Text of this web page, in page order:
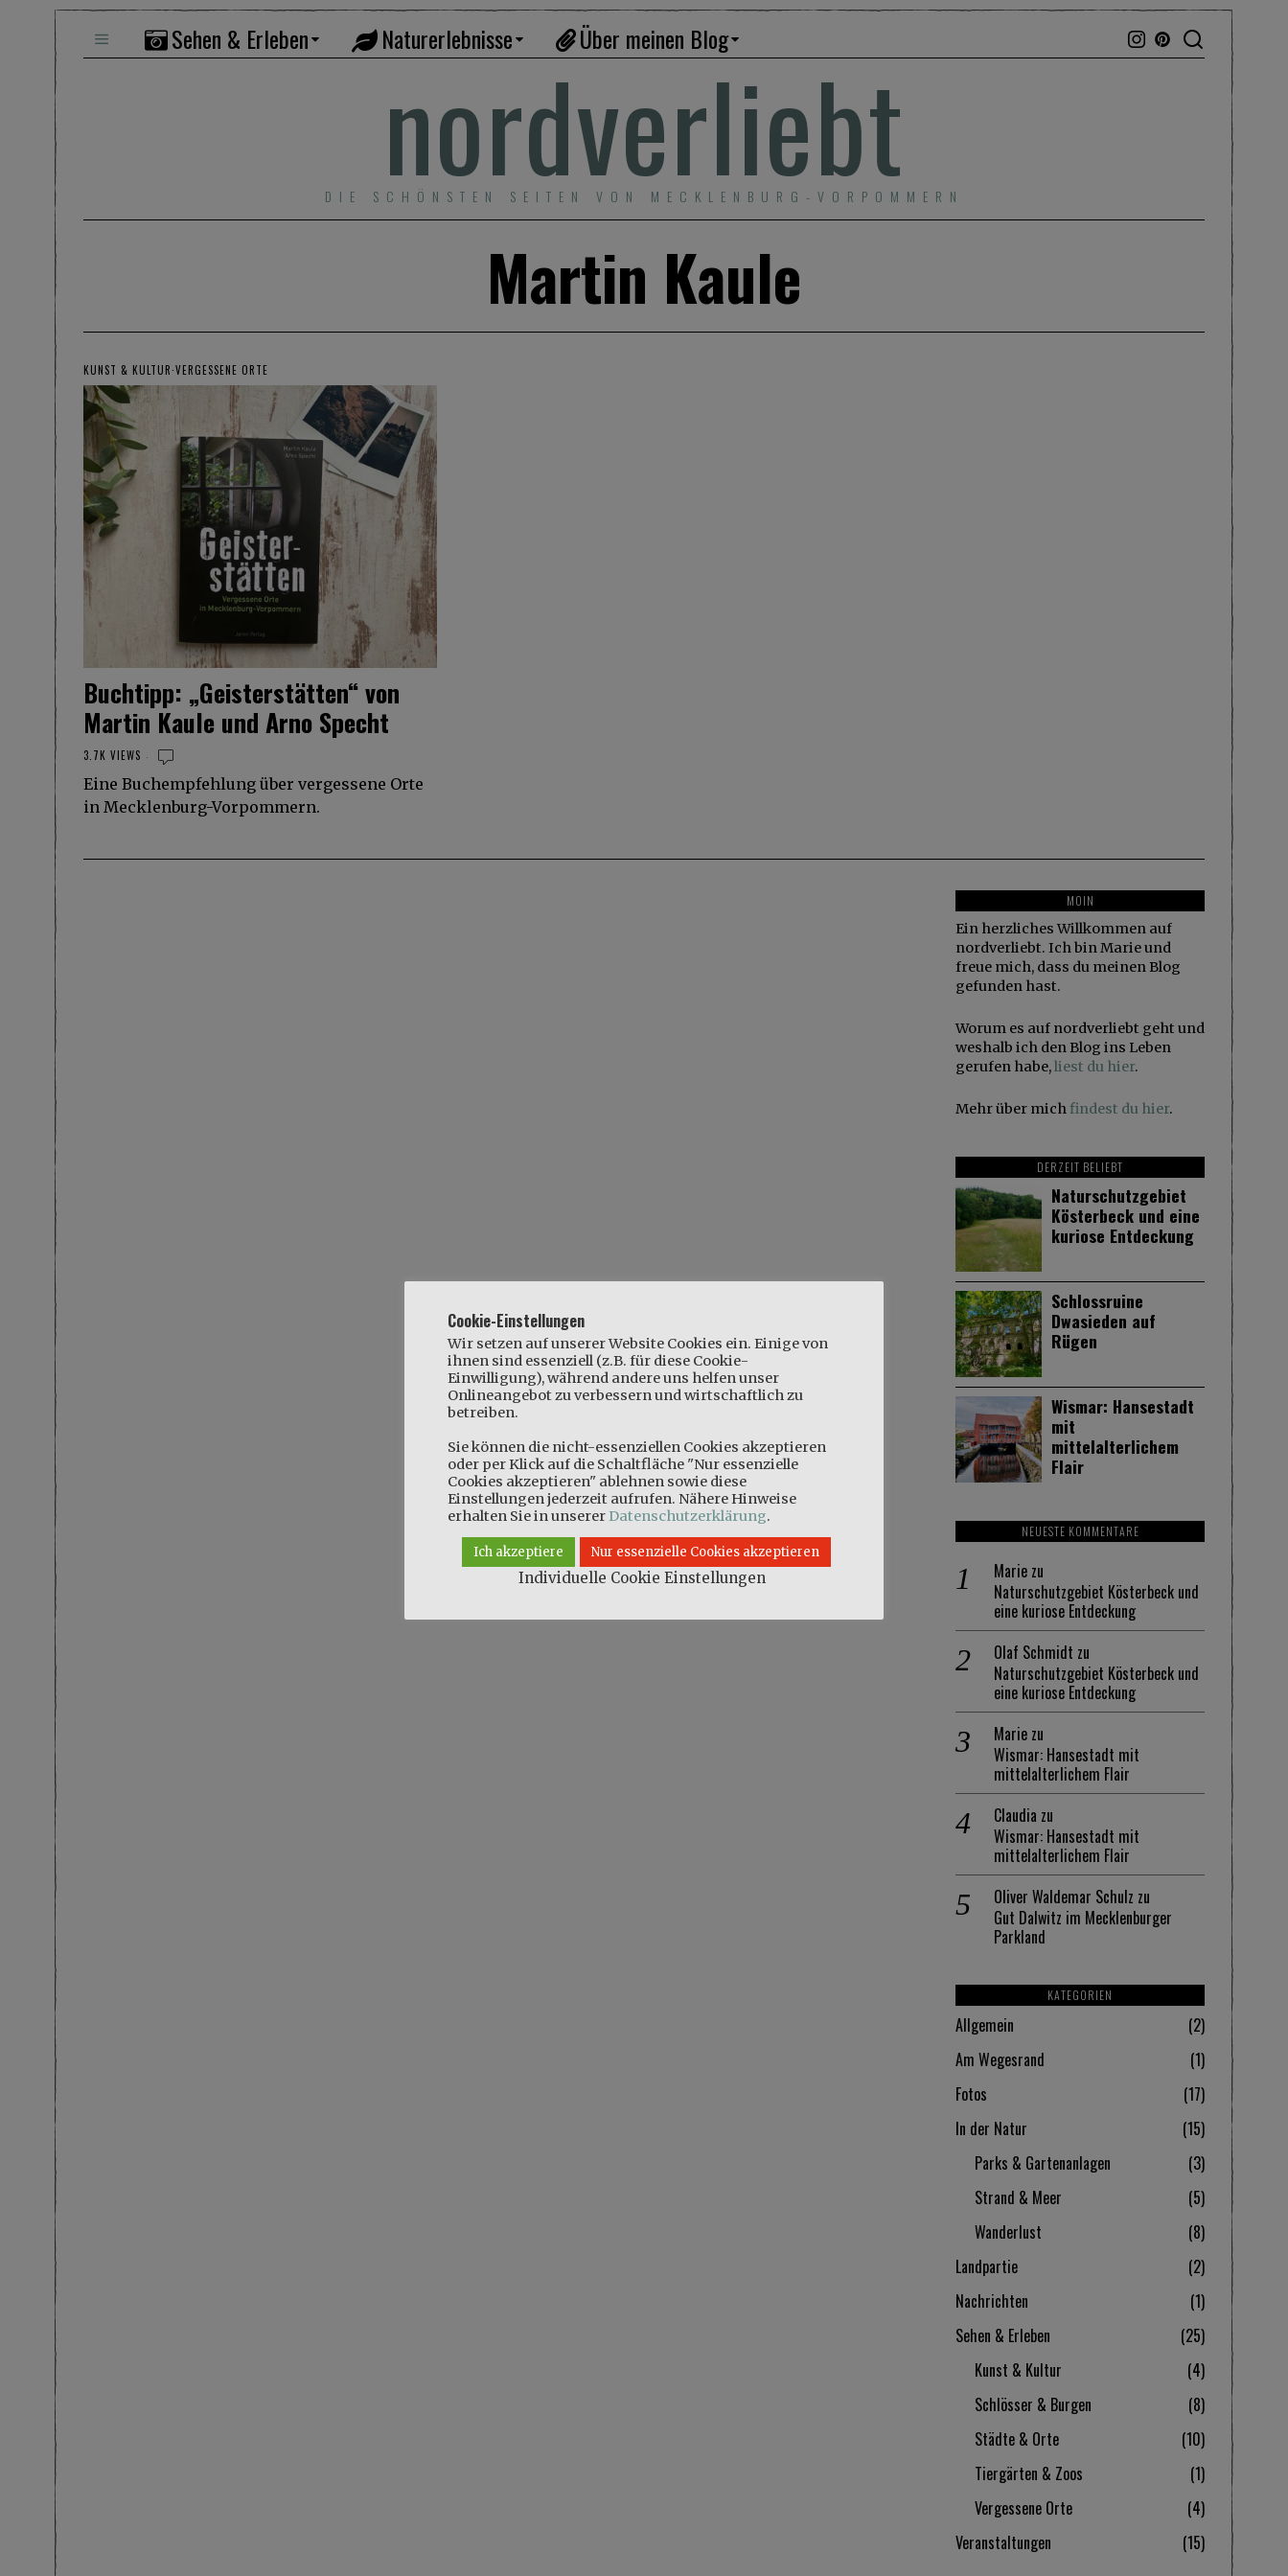
Sehen & Erleben Naturerlebnisse Über meinen Blog
nordverliebt
DIE SCHÖNSTEN SEITEN VON MECKLENBURG-VORPOMMERN
Martin Kaule
KUNST & KULTUR·VERGESSENE ORTE
Buchtipp: „Geisterstätten“ von
Martin Kaule und Arno Specht
3.7K VIEWS
Eine Buchempfehlung über vergessene Orte
in Mecklenburg-Vorpommern.
MOIN
Ein herzliches Willkommen auf
nordverliebt. Ich bin Marie und
freue mich, dass du meinen Blog
gefunden hast.
Worum es auf nordverliebt geht und
weshalb ich den Blog ins Leben
gerufen habe,liest du hier.
Mehr über michfindest du hier.
DERZEIT BELIEBT
Naturschutzgebiet
Kösterbeck und eine
kuriose Entdeckung
Schlossruine
Dwasieden auf
Rügen
Wismar: Hansestadt
mit
mittelalterlichem
Flair
NEUESTE KOMMENTARE
Marie zu
Naturschutzgebiet Kösterbeck und
eine kuriose Entdeckung
Olaf Schmidt zu
Naturschutzgebiet Kösterbeck und
eine kuriose Entdeckung
Marie zu
Wismar: Hansestadt mit
mittelalterlichem Flair
Claudia zu
Wismar: Hansestadt mit
mittelalterlichem Flair
Oliver Waldemar Schulz zu
Gut Dalwitz im Mecklenburger
Parkland
KATEGORIEN
Allgemein
2
Am Wegesrand
1
Fotos
17
In der Natur
15
Parks & Gartenanlagen
3
Strand & Meer
5
Wanderlust
8
Landpartie
2
Nachrichten
1
Sehen & Erleben
25
Kunst & Kultur
4
Schlösser & Burgen
8
Städte & Orte
10
Tiergärten & Zoos
1
Vergessene Orte
4
Veranstaltungen
15
Cookie-Einstellungen
Wir setzen auf unserer Website Cookies ein. Einige von
ihnen sind essenziell (z.B. für diese Cookie-
Einwilligung), während andere uns helfen unser
Onlineangebot zu verbessern und wirtschaftlich zu
betreiben.
Sie können die nicht-essenziellen Cookies akzeptieren
oder per Klick auf die Schaltfläche "Nur essenzielle
Cookies akzeptieren" ablehnen sowie diese
Einstellungen jederzeit aufrufen. Nähere Hinweise
erhalten Sie in unserer Datenschutzerklärung.
Ich akzeptiere Nur essenzielle Cookies akzeptieren
Individuelle Cookie Einstellungen